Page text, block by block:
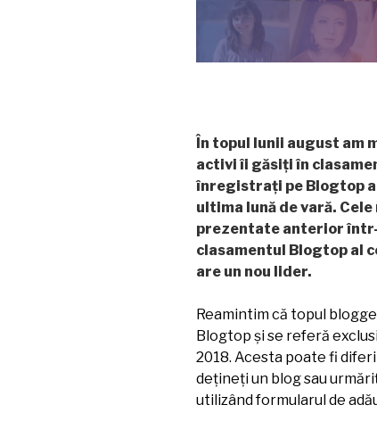
n topul lunii august am
activi îi găsiți în
înregistrați pe Blogtop
ultima lună de vară.
prezentate anterior
clasamentul Blogtop al
are un nou lider.
Reamintim că topul
Blogtop și se referă
2018. Acesta poate fi
dețineți un blog sau
utilizând formularul de